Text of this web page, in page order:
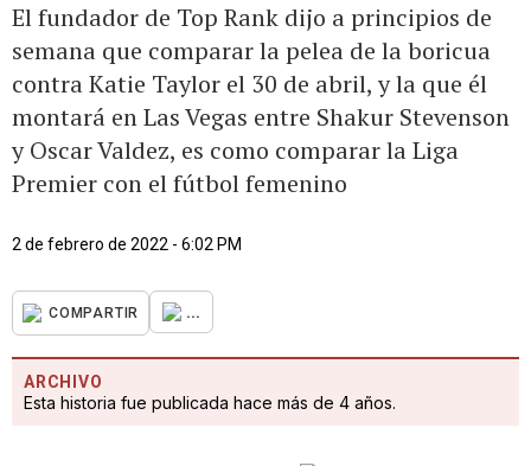
El fundador de Top Rank dijo a principios de
semana que comparar la pelea de la boricua
contra Katie Taylor el 30 de abril, y la que él
montará en Las Vegas entre Shakur Stevenson
y Oscar Valdez, es como comparar la Liga
Premier con el fútbol femenino
2 de febrero de 2022 - 6:02 PM
COMPARTIR ...
ARCHIVO
Esta historia fue publicada hace más de 4 años.